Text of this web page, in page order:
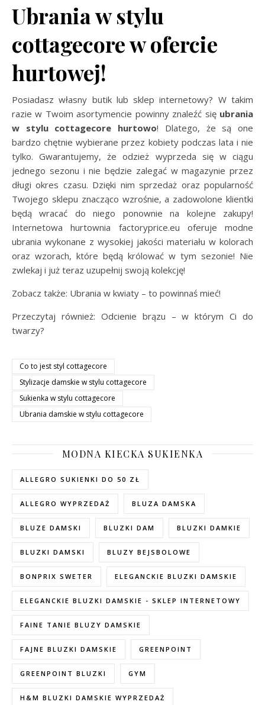
Ubrania w stylu
cottagecore w ofercie
hurtowej!
Posiadasz własny butik lub sklep internetowy? W takim
razie w Twoim asortymencie powinny znaleźć się ubrania
w stylu cottagecore hurtowo! Dlatego, że są one
bardzo chętnie wybierane przez kobiety podczas lata i nie
tylko. Gwarantujemy, że odzież wyprzeda się w ciągu
jednego sezonu i nie będzie zalegać w magazynie przez
długi okres czasu. Dzięki nim sprzedaż oraz popularność
Twojego sklepu znacząco wzrośnie, a zadowolone klientki
będą wracać do niego ponownie na kolejne zakupy!
Internetowa hurtownia factoryprice.eu oferuje modne
ubrania wykonane z wysokiej jakości materiału w kolorach
oraz wzorach, które będą królować w tym sezonie! Nie
zwlekaj i już teraz uzupełnij swoją kolekcję!
Zobacz także: Ubrania w kwiaty – to powinnaś mieć!
Przeczytaj również: Odcienie brązu – w którym Ci do
twarzy?
Co to jest styl cottagecore
Stylizacje damskie w stylu cottagecore
Sukienka w stylu cottagecore
Ubrania damskie w stylu cottagecore
MODNA KIECKA SUKIENKA
ALLEGRO SUKIENKI DO 50 ZŁ
ALLEGRO WYPRZEDAŻ BLUZA DAMSKA
BLUZE DAMSKI BLUZKI DAM BLUZKI DAMKIE
BLUZKI DAMSKI BLUZY BEJSBOLOWE
BONPRIX SWETER ELEGANCKIE BLUZKI DAMSKIE
ELEGANCKIE BLUZKI DAMSKIE - SKLEP INTERNETOWY
FAINE TANIE BLUZY DAMSKIE
FAJNE BLUZKI DAMSKIE GREENPOINT
GREENPOINT BLUZKI GYM
H&M BLUZKI DAMSKIE WYPRZEDAŻ